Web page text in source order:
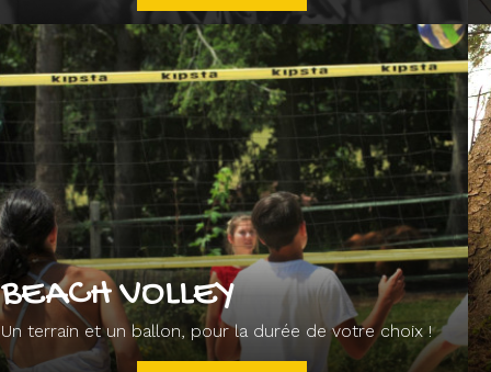
BEACH VOLLEY
Un terrain et un ballon, pour la durée de votre choix !